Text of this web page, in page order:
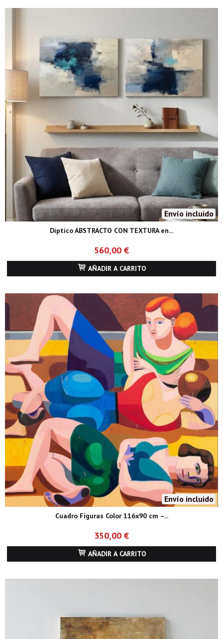
Envío incluido
Díptico ABSTRACTO CON TEXTURA en...
560,00 €
AÑADIR A CARRITO
Envío incluido
Cuadro Figuras Color 116x90 cm –...
350,00 €
AÑADIR A CARRITO